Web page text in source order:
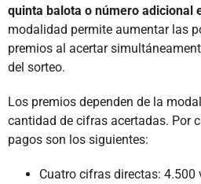
quinta balota o número adicional
modalidad permite aumentar las
premios al acertar
del sorteo.
Los premios dependen de la
cantidad de cifras acertadas. Por
pagos son los siguientes:
Cuatro cifras directas: 4.500